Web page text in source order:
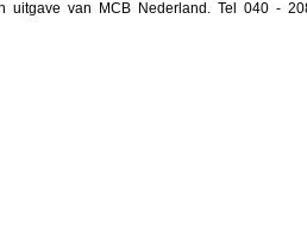
uitgave van MCB Nederland. Tel 040 -